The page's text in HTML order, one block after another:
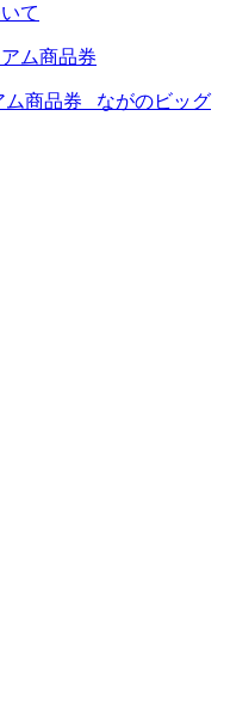
て
ム商品券
ム商品券 ながのビッグ